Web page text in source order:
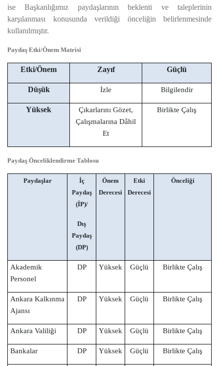
ise Başkanlığımız paydaşlarının beklenti ve taleplerinin
karşılanması konusunda verildiği önceliğin belirlenmesinde
kullanılmıştır.
Paydaş Etki/Önem Matrisi
Etki/Önem Zayıf Güçlü
Düşük İzle Bilgilendir
Yüksek
Çıkarlarını Gözet,
Çalışmalarına Dâhil
Et
Birlikte Çalış
Paydaş Önceliklendirme Tablosu
Paydaşlar
İç
Paydaş
(İP)/
Dış
Paydaş
(DP)
Önem
Derecesi
Etki
Derecesi
Önceliği
Akademik
Personel
DP Yüksek Güçlü Birlikte Çalış
Ankara Kalkınma
Ajansı
DP Yüksek Güçlü Birlikte Çalış
Ankara Valiliği DP Yüksek Güçlü Birlikte Çalış
Bankalar DP Yüksek Güçlü Birlikte Çalış